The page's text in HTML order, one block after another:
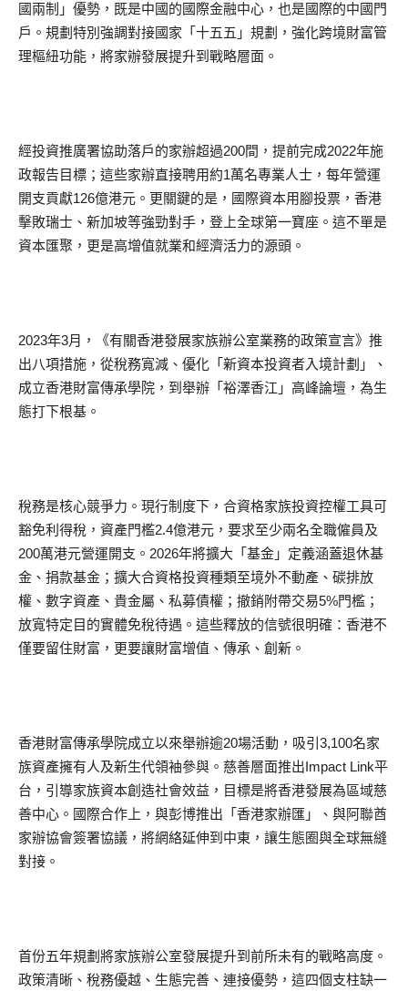
國兩制」優勢，既是中國的國際金融中心，也是國際的中國門
戶。規劃特別強調對接國家「十五五」規劃，強化跨境財富管
理樞紐功能，將家辦發展提升到戰略層面。
經投資推廣署協助落戶的家辦超過200間，提前完成2022年施
政報告目標；這些家辦直接聘用約1萬名專業人士，每年營運
開支貢獻126億港元。更關鍵的是，國際資本用腳投票，香港
擊敗瑞士、新加坡等強勁對手，登上全球第一寶座。這不單是
資本匯聚，更是高增值就業和經濟活力的源頭。
2023年3月，《有關香港發展家族辦公室業務的政策宣言》推
出八項措施，從稅務寬減、優化「新資本投資者入境計劃」、
成立香港財富傳承學院，到舉辦「裕澤香江」高峰論壇，為生
態打下根基。
稅務是核心競爭力。現行制度下，合資格家族投資控權工具可
豁免利得稅，資產門檻2.4億港元，要求至少兩名全職僱員及
200萬港元營運開支。2026年將擴大「基金」定義涵蓋退休基
金、捐款基金；擴大合資格投資種類至境外不動產、碳排放
權、數字資產、貴金屬、私募債權；撤銷附帶交易5%門檻；
放寬特定目的實體免稅待遇。這些釋放的信號很明確：香港不
僅要留住財富，更要讓財富增值、傳承、創新。
香港財富傳承學院成立以來舉辦逾20場活動，吸引3,100名家
族資產擁有人及新生代領袖參與。慈善層面推出Impact Link平
台，引導家族資本創造社會效益，目標是將香港發展為區域慈
善中心。國際合作上，與彭博推出「香港家辦匯」、與阿聯酋
家辦協會簽署協議，將網絡延伸到中東，讓生態圈與全球無縫
對接。
首份五年規劃將家族辦公室發展提升到前所未有的戰略高度。
政策清晰、稅務優越、生態完善、連接優勢，這四個支柱缺一